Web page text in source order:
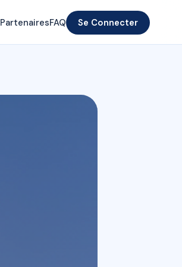
PartenairesFAQ Se Connecter